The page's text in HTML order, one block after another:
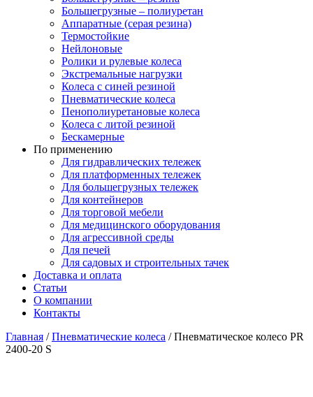
Большегрузные – полиуретан
Аппаратные (серая резина)
Термостойкие
Нейлоновые
Ролики и рулевые колеса
Экстремальные нагрузки
Колеса с синей резиной
Пневматические колеса
Пенополиуретановые колеса
Колеса с литой резиной
Бескамерные
По применению
Для гидравлических тележек
Для платформенных тележек
Для большегрузных тележек
Для контейнеров
Для торговой мебели
Для медицинского оборудования
Для агрессивной среды
Для печей
Для садовых и строительных тачек
Доставка и оплата
Статьи
О компании
Контакты
Главная /Пневматические колеса /Пневматическое колесо PR
2400-20 S